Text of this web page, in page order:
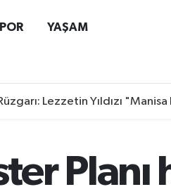
YAŞAM
Lezzetin Yıldızı
Planı